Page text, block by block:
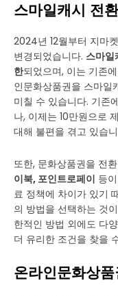
스마일캐시 전
2024년 12월부터 지마
변경되었습니다. 스마일
한되었으며, 이는 기존
인문화상품권을 스마일
미칠 수 있습니다. 기존
나, 이제는 10만원으로
대해 불편을 겪고 있습
또한, 문화상품권을 전
이북, 포인트로페이 등
료 정책에 차이가 있기
의 방법을 선택하는 것
한적인 방법 외에도 다
더 유리한 조건을 찾을
온라인문화상